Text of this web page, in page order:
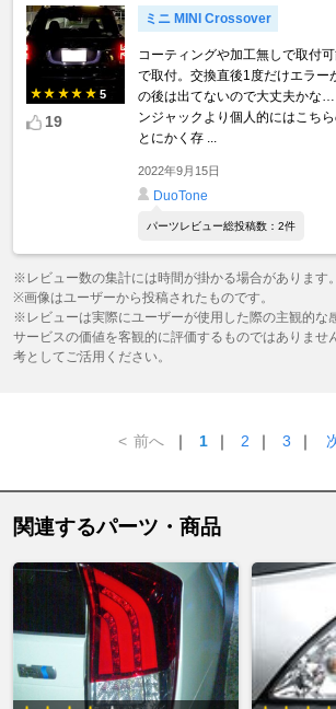
5
19
ミニ MINI Crossover
コーティングや加工無しで取付
で取付。交換直後1度だけエラー
の後は出てないので大丈夫かな
ンジャックより個人的にはこち
とにかく存 ...
2022年9月15日
DuoTone
パーツレビュー総投稿数：2件
※レビュー数の集計には時間が掛かる場合があります。
※画像はユーザーから投稿されたものです。
※レビューは実際にユーザーが使用した際の主観的な
サービスの価値を客観的に評価するものではありませ
考としてご活用ください。
< 前へ ｜ 1 ｜ 2 ｜ 3 ｜
関連するパーツ・商品